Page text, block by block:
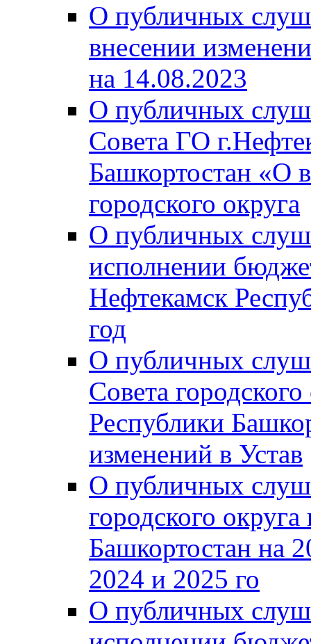
О публичных
внесении
на 14.08.2023
О публичных
Совета ГО
Башкортостан «О
городского округа
О публичных
исполнении
Нефтекамск
год
О публичных
Совета
Республики
изменений в Устав
О публичных
городского
Башкортостан на
2024 и 2025 го
О публичных